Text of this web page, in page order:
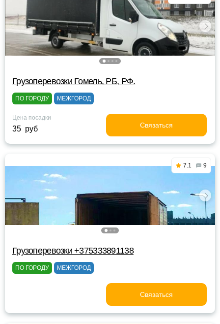
Грузоперевозки Гомель, РБ, РФ.
ПО ГОРОДУ МЕЖГОРОД
Цена посадки
35 руб Связаться
7.1 9
Грузоперевозки +375333891138
ПО ГОРОДУ МЕЖГОРОД
Связаться